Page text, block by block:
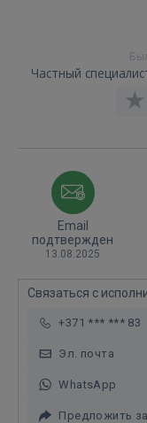
Частный
Email
подтвержден
13.08.2025
Связаться с
+371 *** *** 83
Эл. почта
WhatsApp
Предложить